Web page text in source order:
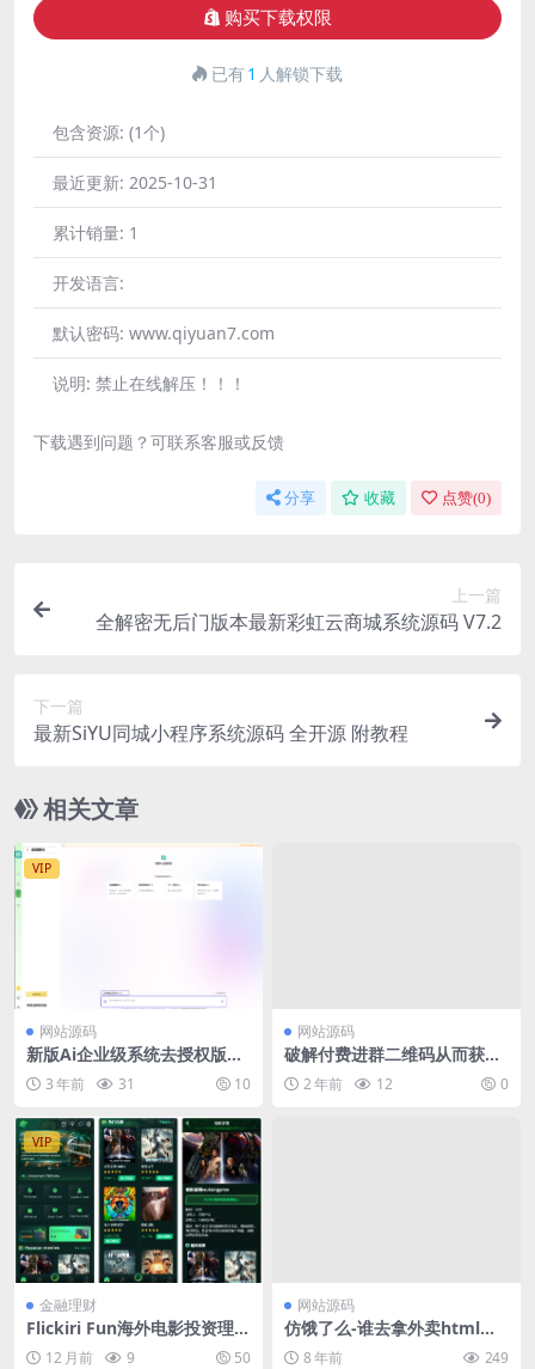
购买下载权限
已有1 人解锁下载
包含资源: (1个)
最近更新: 2025-10-31
累计销量: 1
开发语言:
默认密码: www.qiyuan7.com
说明: 禁止在线解压！！！
下载遇到问题？可联系客服或反馈
分享 收藏 点赞(0)
上一篇
全解密无后门版本最新彩虹云商城系统源码 V7.2
下一篇
最新SiYU同城小程序系统源码 全开源 附教程
相关文章
VIP
网站源码
新版Ai企业级系统去授权版本
完美运行
3 年前 31 10
网站源码
破解付费进群二维码从而获取
到进群的二维码的工具源码
2 年前 12 0
VIP
金融理财
Flickiri Fun海外电影投资理财
源码/前端html+后端PHP
12 月前 9 50
网站源码
仿饿了么-谁去拿外卖html源
码分享!
8 年前 249